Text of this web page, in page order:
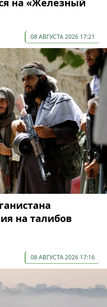
08 АВГУСТА 2026 17:21
на талибов
08 АВГУСТА 2026 17:16